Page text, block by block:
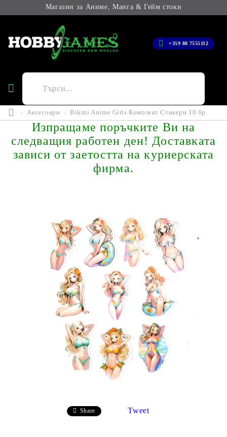
Магазин за Аниме, Манга & Гейм стоки
+359 88 7555112
Аксесоари Bikini Anime Girls Комплект Стикери 10 бр.
Изпращаме поръчките Ви на
следващия работен ден! Доставката
зависи от заетостта на куриерската
фирма.
Share Tweet